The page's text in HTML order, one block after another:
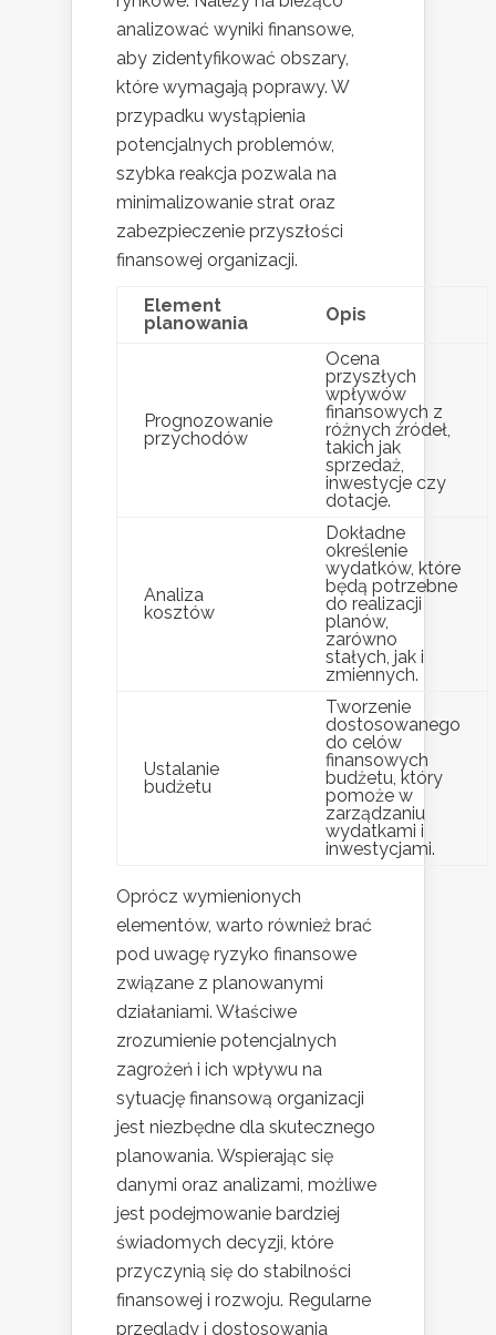
analizować wyniki finansowe,
aby zidentyfikować obszary,
które wymagają poprawy. W
przypadku wystąpienia
potencjalnych problemów,
szybka reakcja pozwala na
minimalizowanie strat oraz
zabezpieczenie przyszłości
finansowej organizacji.
Element
planowania
Opis
Prognozowanie
przychodów
Ocena
przyszłych
wpływów
finansowych z
różnych źródeł,
takich jak
sprzedaż,
inwestycje czy
dotacje.
Analiza
kosztów
Dokładne
określenie
wydatków, które
będą potrzebne
do realizacji
planów,
zarówno
stałych, jak i
zmiennych.
Ustalanie
budżetu
Tworzenie
dostosowanego
do celów
finansowych
budżetu, który
pomoże w
zarządzaniu
wydatkami i
inwestycjami.
Oprócz wymienionych
elementów, warto również brać
pod uwagę ryzyko finansowe
związane z planowanymi
działaniami. Właściwe
zrozumienie potencjalnych
zagrożeń i ich wpływu na
sytuację finansową organizacji
jest niezbędne dla skutecznego
planowania. Wspierając się
danymi oraz analizami, możliwe
jest podejmowanie bardziej
świadomych decyzji, które
przyczynią się do stabilności
finansowej i rozwoju. Regularne
przeglądy i dostosowania